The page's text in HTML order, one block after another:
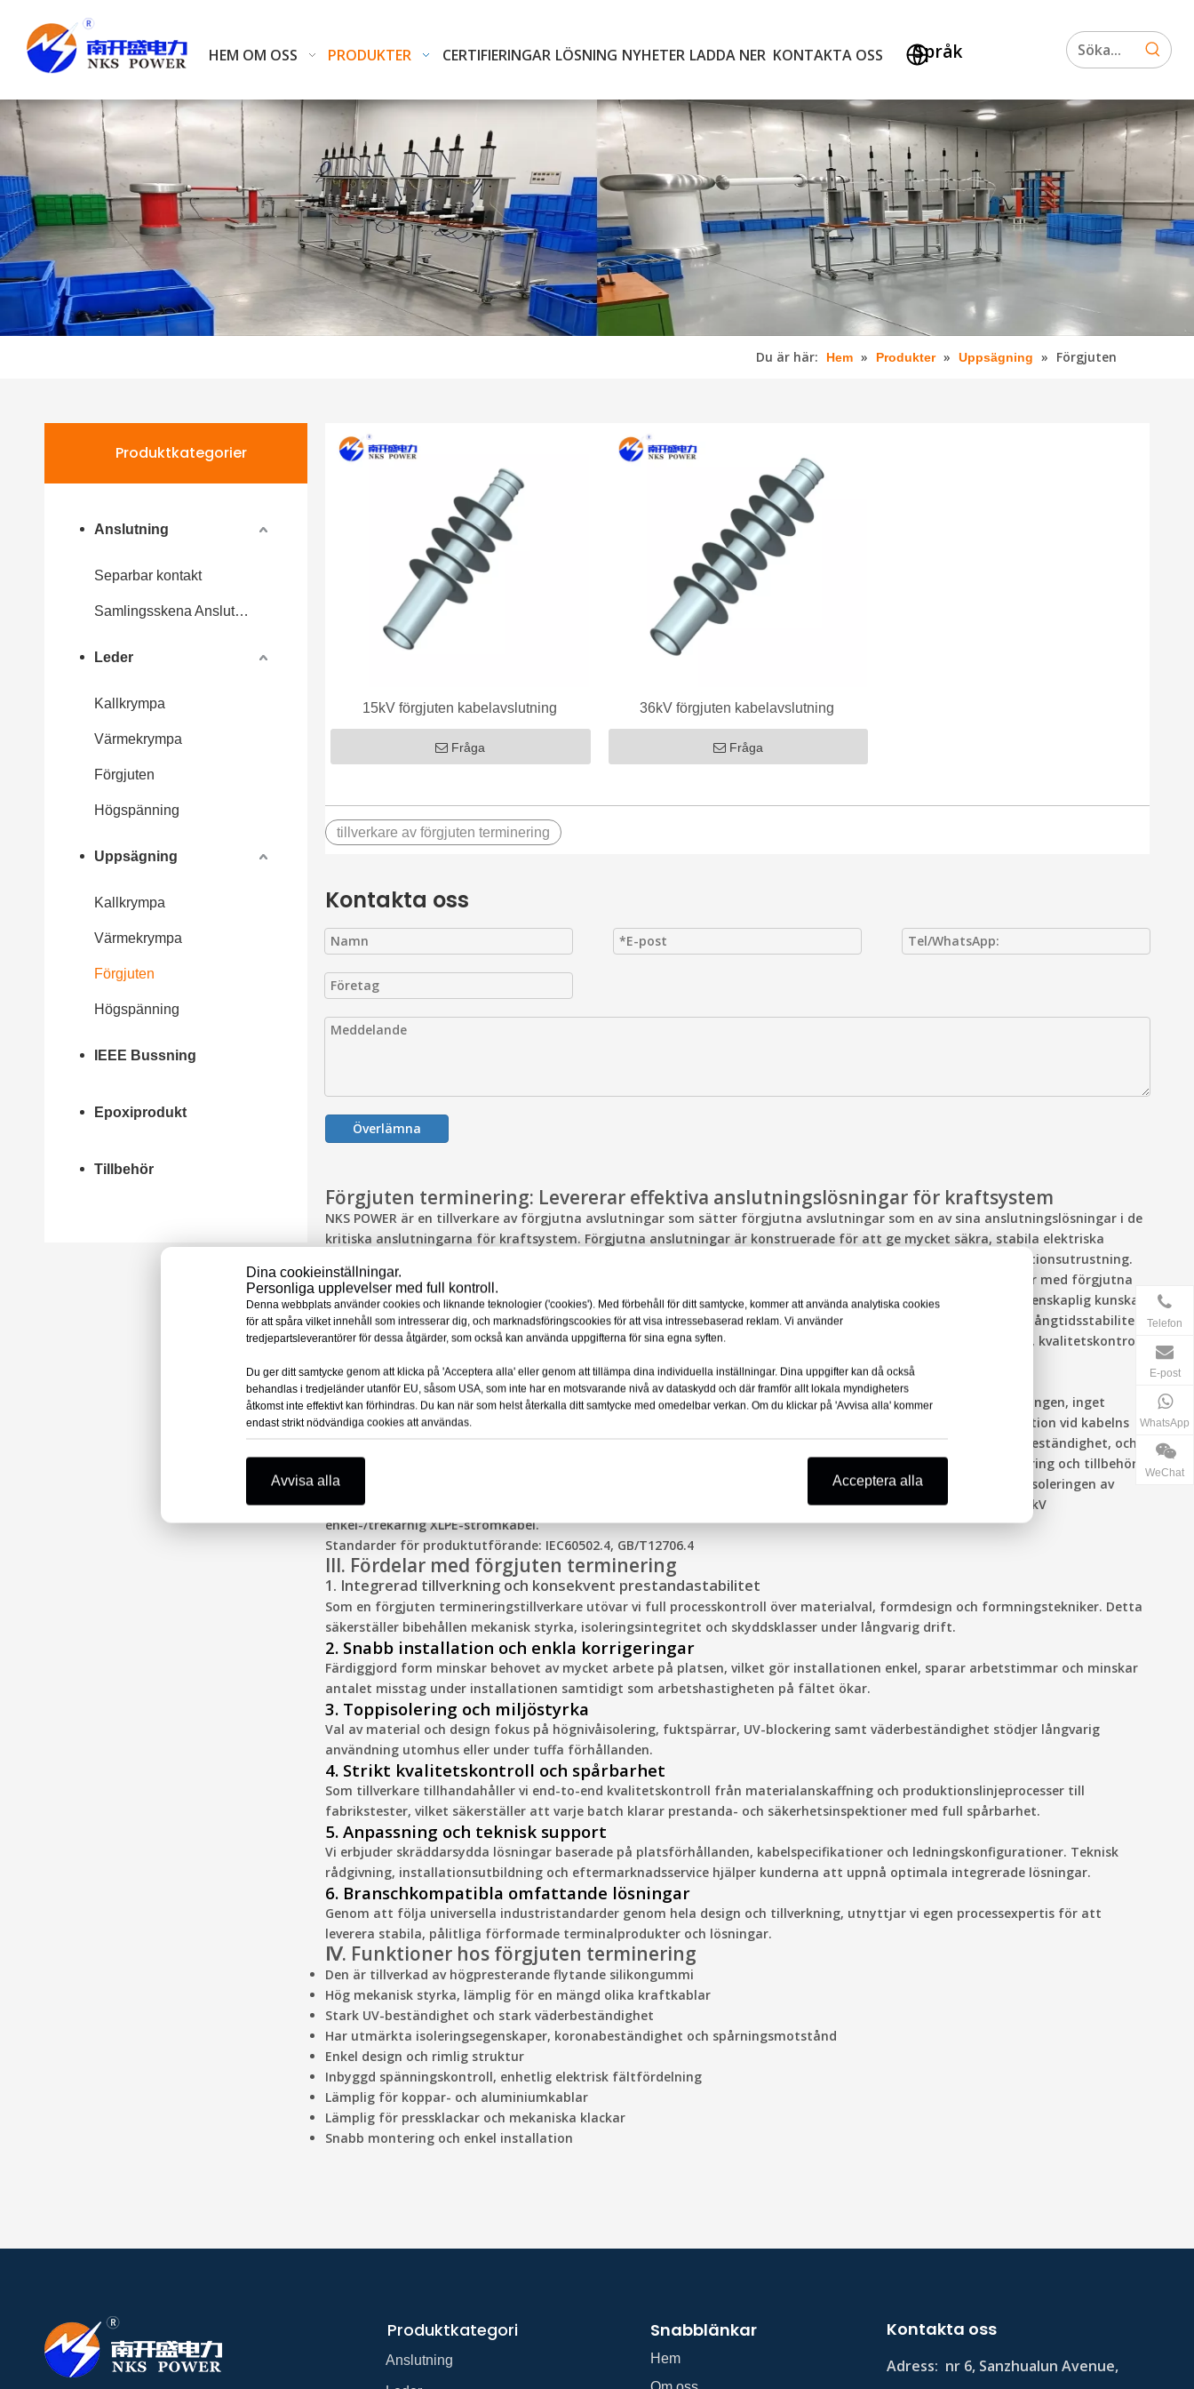
Dina cookieinställningar.
Personliga upplevelser med full kontroll.
Denna webbplats använder cookies och liknande teknologier ('cookies'). Med förbehåll för ditt samtycke, kommer att använda analytiska cookies
för att spåra vilket innehåll som intresserar dig, och marknadsföringscookies för att visa intressebaserad reklam. Vi använder
tredjepartsleverantörer för dessa åtgärder, som också kan använda uppgifterna för sina egna syften.
Du ger ditt samtycke genom att klicka på 'Acceptera alla' eller genom att tillämpa dina individuella inställningar. Dina uppgifter kan då också
behandlas i tredjeländer utanför EU, såsom USA, som inte har en motsvarande nivå av dataskydd och där framför allt lokala myndigheters
åtkomst inte effektivt kan förhindras. Du kan när som helst återkalla ditt samtycke med omedelbar verkan. Om du klickar på 'Avvisa alla' kommer
endast strikt nödvändiga cookies att användas.
Avvisa alla Acceptera alla
HEM OM OSS PRODUKTER CERTIFIERINGAR LÖSNING NYHETER LADDA NER KONTAKTA OSS Språk
Du är här: Hem » Produkter » Uppsägning » Förgjuten
Produktkategorier
Anslutning
Separbar kontakt
Samlingsskena Anslutning
Leder
Kallkrympa
Värmekrympa
Förgjuten
Högspänning
Uppsägning
Kallkrympa
Värmekrympa
Förgjuten
Högspänning
IEEE Bussning
Epoxiprodukt
Tillbehör
15kV förgjuten kabelavslutning
Fråga
36kV förgjuten kabelavslutning
Fråga
tillverkare av förgjuten terminering
Kontakta oss
Överlämna
Förgjuten terminering: Levererar effektiva anslutningslösningar för kraftsystem
NKS POWER är en tillverkare av förgjutna avslutningar som sätter förgjutna avslutningar som en av sina anslutningslösningar i de
kritiska anslutningarna för kraftsystem. Förgjutna anslutningar är konstruerade för att ge mycket säkra, stabila elektriska
anslutningar och långsiktigt skydd mellan kablar och ledande komponenter i transformatorstation och distributionsutrustning.
Denna kategori omfattar leverans av lågspännings- till medelhöga spänningsnivåer och olika installationsmiljöer med förgjutna
termineringsprodukter. Vi tar vår utgångspunkt från kundernas applikationskrav för att kombinera materialvetenskaplig kunskap
med gjutprocessexpertis för att leverera avslutningar med utmärkt isoleringsprestanda, miljöbeständighet och långtidsstabilitet.
Som tillverkare levererar vi varje förgjuten terminering som uppfyller vår standard genom rigorösa fabrikstester, kvalitetskontroll
och skräddarsydda tjänster som säkerställer tillförlitliga anslutningar och snabb fältinstallation i faktisk drift.
Ⅰ. Introduktion tillPremoulded Termination
Förgjutna kabelavslutningar är inlagda med spänningskontrolldelar i isoleringskroppen i förväg i fabrikstillverkningen, inget
gränssnitt existerar, genom spänningskontrolldelarna för att effektivt lösa problemet med spänningskoncentration vid kabelns
skärmsnitt. Användning av silikongummi hög motståndskraft, hög temperaturbeständighet och stark åldringsbeständighet, och
kabelisolering för att anta interferens kombinerad design. Detta säkerställer att gränssnittet mellan kabelisolering och tillbehör
är nära kombinerat utan inre krypning. För att möta de fyra typer av föroreningar miljö, och designa den yttre isoleringen av
tillbehören. 36kV prefabricerade kallkrympande strömkabeltillbehör är lämpliga för anslutning av 21/36kV, 26/36kV
enkel-/trekärnig XLPE-strömkabel.
Standarder för produktutförande: IEC60502.4, GB/T12706.4
III. Fördelar med förgjuten terminering
1. Integrerad tillverkning och konsekvent prestandastabilitet
Som en förgjuten termineringstillverkare utövar vi full processkontroll över materialval, formdesign och formningstekniker. Detta
säkerställer bibehållen mekanisk styrka, isoleringsintegritet och skyddsklasser under långvarig drift.
2. Snabb installation och enkla korrigeringar
Färdiggjord form minskar behovet av mycket arbete på platsen, vilket gör installationen enkel, sparar arbetstimmar och minskar
antalet misstag under installationen samtidigt som arbetshastigheten på fältet ökar.
3. Toppisolering och miljöstyrka
Val av material och design fokus på högnivåisolering, fuktspärrar, UV-blockering samt väderbeständighet stödjer långvarig
användning utomhus eller under tuffa förhållanden.
4. Strikt kvalitetskontroll och spårbarhet
Som tillverkare tillhandahåller vi end-to-end kvalitetskontroll från materialanskaffning och produktionslinjeprocesser till
fabrikstester, vilket säkerställer att varje batch klarar prestanda- och säkerhetsinspektioner med full spårbarhet.
5. Anpassning och teknisk support
Vi erbjuder skräddarsydda lösningar baserade på platsförhållanden, kabelspecifikationer och ledningskonfigurationer. Teknisk
rådgivning, installationsutbildning och eftermarknadsservice hjälper kunderna att uppnå optimala integrerade lösningar.
6. Branschkompatibla omfattande lösningar
Genom att följa universella industristandarder genom hela design och tillverkning, utnyttjar vi egen processexpertis för att
leverera stabila, pålitliga förformade terminalprodukter och lösningar.
Ⅳ. Funktioner hos förgjuten terminering
Den är tillverkad av högpresterande flytande silikongummi
Hög mekanisk styrka, lämplig för en mängd olika kraftkablar
Stark UV-beständighet och stark väderbeständighet
Har utmärkta isoleringsegenskaper, koronabeständighet och spårningsmotstånd
Enkel design och rimlig struktur
Inbyggd spänningskontroll, enhetlig elektrisk fältfördelning
Lämplig för koppar- och aluminiumkablar
Lämplig för pressklackar och mekaniska klackar
Snabb montering och enkel installation
Produktkategori
Anslutning
Snabblänkar
Hem
Kontakta oss
Adress: nr 6, Sanzhualun Avenue,
Telefon
E-post
WhatsApp
WeChat